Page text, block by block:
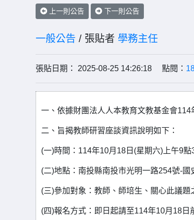
上一則公告 下一則公告
一般公告 / 張貼者 學務主任
張貼日期： 2025-08-25 14:26:18 點閱：
一、依據財團法人人本教育文教基金會114
二、旨揭教師研習座談資訊說明如下：
(一)時間：114年10月18日(星期六)上午9點
(二)地點：南投縣南投市光明一路254號-國
(三)參加對象：教師、師培生、關心此議題
(四)報名方式：即日起請至114年10月18